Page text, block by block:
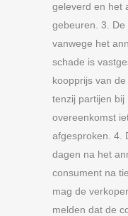
geleverd en het
gebeuren. 3.
vanwege het
schade is
koopprijs van
tenzij partijen bij
overeenkomst
afgesproken. 4.
dagen na het
consument na
mag de
melden dat de